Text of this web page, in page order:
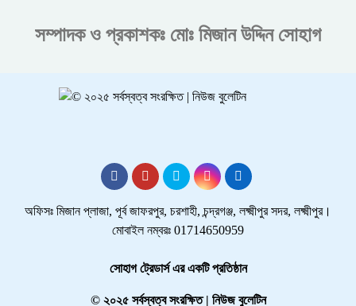
সম্পাদক ও প্রকাশকঃ মোঃ মিজান উদ্দিন সোহাগ
অফিসঃ মিজান প্লাজা, পূর্ব জাফরপুর, চরশাহী, চন্দ্রগঞ্জ, লক্ষ্মীপুর সদর, লক্ষ্মীপুর।
মোবাইল নম্বরঃ 01714650959
সোহাগ ট্রেডার্স এর একটি প্রতিষ্ঠান
© ২০২৫ সর্বস্বত্ব সংরক্ষিত | নিউজ বুলেটিন